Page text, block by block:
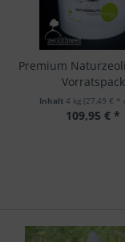
Premium
Vorratspack
Inhalt 4 kg (27,49 € *
109,95 € *